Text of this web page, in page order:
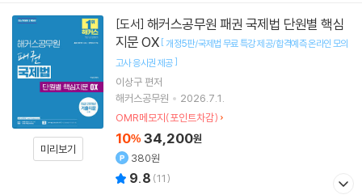
미리보기
[도서]
지문 OX [개정5판/국제법 무료 특강 제공/합격예측 온라인 모의
고사 응시권 제공]
이상구 편저
해커스공무원
2026.7.1.
OMR메모지(포인트차감)
10% 34,200원
380원
9.8 (11)